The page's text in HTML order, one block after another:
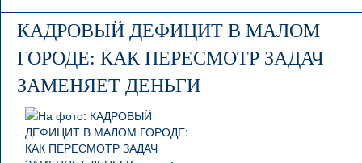
КАДРОВЫЙ ДЕФИЦИТ В МАЛОМ
ГОРОДЕ: КАК ПЕРЕСМОТР ЗАДАЧ
ЗАМЕНЯЕТ ДЕНЬГИ